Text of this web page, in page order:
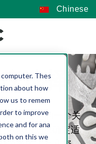
Thes
about how
us to remem
to improve
and for ana
on this we
Chinese
选择
制造过程的一个关
可以帮助您确定适